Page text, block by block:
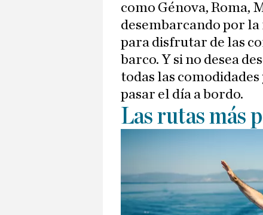
como Génova, Roma,
desembarcando por
para disfrutar de las
barco. Y si no desea
todas las
pasar el día a bordo.
Las rutas más